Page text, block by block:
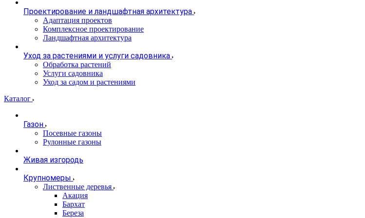
Проектирование и ландшафтная архитектура
Адаптация проектов
Комплексное проектирование
Ландшафтная архитектура
Уход за растениями и услуги садовника
Обработка растений
Услуги садовника
Уход за садом и растениями
Каталог
Газон
Посевные газоны
Рулонные газоны
Живая изгородь
Крупномеры
Лиственные деревья
Акация
Бархат
Береза